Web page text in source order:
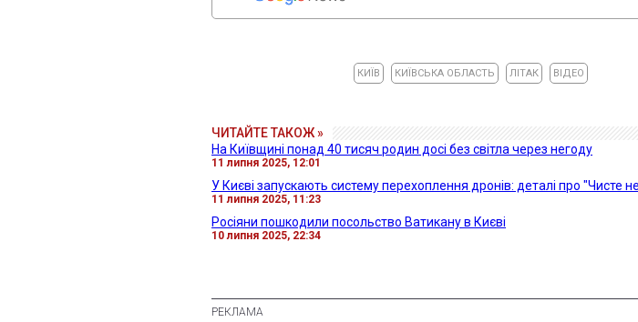
КИЇВ КИЇВСЬКА ОБЛАСТЬ ЛІТАК ВІДЕО
ЧИТАЙТЕ ТАКОЖ »
На Київщині понад 40 тисяч родин досі без світла через негоду
11 липня 2025, 12:01
У Києві запускають систему перехоплення дронів: деталі про "Чисте
11 липня 2025, 11:23
Росіяни пошкодили посольство Ватикану в Києві
10 липня 2025, 22:34